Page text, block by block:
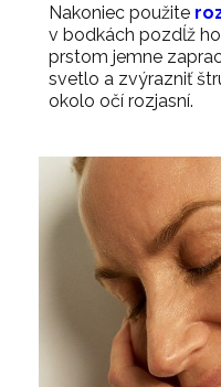
Nakoniec použite
v bodkách pozdĺž
prstom jemne
svetlo a zvýrazniť
okolo očí rozjasní.